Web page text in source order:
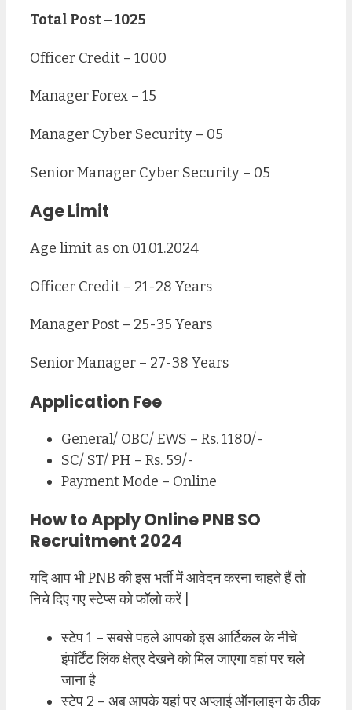
Total Post – 1025
Officer Credit – 1000
Manager Forex – 15
Manager Cyber Security – 05
Senior Manager Cyber Security – 05
Age Limit
Age limit as on 01.01.2024
Officer Credit – 21-28 Years
Manager Post – 25-35 Years
Senior Manager – 27-38 Years
Application Fee
General/ OBC/ EWS – Rs. 1180/-
SC/ ST/ PH – Rs. 59/-
Payment Mode – Online
How to Apply Online PNB SO
Recruitment 2024
यदि आप भी PNB की इस भर्ती में आवेदन करना चाहते हैं तो
निचे दिए गए स्टेप्स को फॉलो करें |
स्टेप 1 – सबसे पहले आपको इस आर्टिकल के नीचे
इंपॉर्टेंट लिंक क्षेत्र देखने को मिल जाएगा वहां पर चले
जाना है
स्टेप 2 – अब आपके यहां पर अप्लाई ऑनलाइन के ठीक